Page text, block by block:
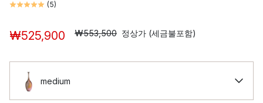
(5)
₩525,900 ₩553,500 정상가 (세금불포함)
medium